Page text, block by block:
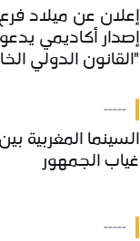
إعلان عن ميلاد
إصدار أكاديمي
"القانون الدولي
-----
السينما المغربية
غياب الجمهور
-----